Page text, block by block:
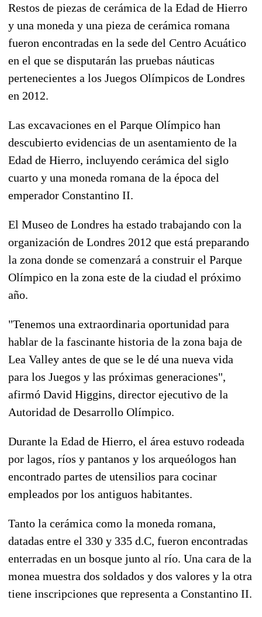
Restos de piezas de cerámica de la Edad de Hierro
y una moneda y una pieza de cerámica romana
fueron encontradas en la sede del Centro Acuático
en el que se disputarán las pruebas náuticas
pertenecientes a los Juegos Olímpicos de Londres
en 2012.
Las excavaciones en el Parque Olímpico han
descubierto evidencias de un asentamiento de la
Edad de Hierro, incluyendo cerámica del siglo
cuarto y una moneda romana de la época del
emperador Constantino II.
El Museo de Londres ha estado trabajando con la
organización de Londres 2012 que está preparando
la zona donde se comenzará a construir el Parque
Olímpico en la zona este de la ciudad el próximo
año.
"Tenemos una extraordinaria oportunidad para
hablar de la fascinante historia de la zona baja de
Lea Valley antes de que se le dé una nueva vida
para los Juegos y las próximas generaciones",
afirmó David Higgins, director ejecutivo de la
Autoridad de Desarrollo Olímpico.
Durante la Edad de Hierro, el área estuvo rodeada
por lagos, ríos y pantanos y los arqueólogos han
encontrado partes de utensilios para cocinar
empleados por los antiguos habitantes.
Tanto la cerámica como la moneda romana,
datadas entre el 330 y 335 d.C, fueron encontradas
enterradas en un bosque junto al río. Una cara de la
monea muestra dos soldados y dos valores y la otra
tiene inscripciones que representa a Constantino II.